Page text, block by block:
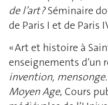
de l’art ?Séminaire
de Paris I et de Paris
« Art et histoire à
enseignements d’un
invention,
Moyen Age, Cours